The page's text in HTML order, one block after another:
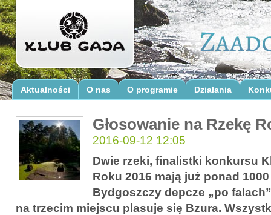
Aktualności O nas O programie Działania
Głosowanie na Rzekę
2016-09-12 12:05
Dwie rzeki, finalistki konkursu
Roku 2016 mają już ponad
Bydgoszczy depcze „po
na trzecim miejscu plasuje się Bzura.